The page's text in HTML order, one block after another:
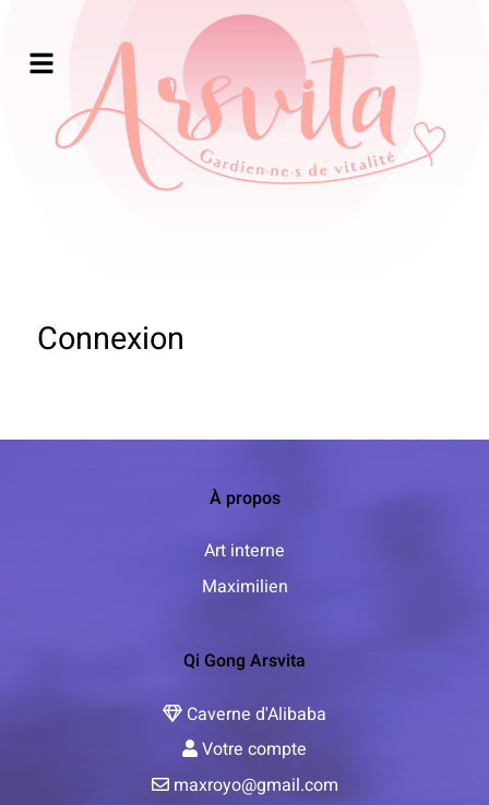
Connexion
À propos
Art interne
Maximilien
Qi Gong Arsvita
Caverne d'Alibaba
Votre compte
maxroyo@gmail.com